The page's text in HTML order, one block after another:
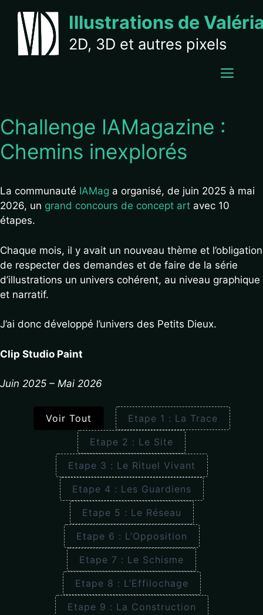
contenu
Illustrations de
2D, 3D et autres pixels
Challenge IAMagazine :
Chemins inexplorés
La communauté IAMag a organisé, de juin 2025 à mai
2026, un grand concours de concept art avec 10
étapes.
Chaque mois, il y avait un nouveau thème et l’obligation
de respecter des demandes et de faire de la série
d’illustrations un univers cohérent, au niveau graphique
et narratif.
J’ai donc développé l’univers des Petits Dieux.
Clip Studio Paint
Juin 2025 – Mai 2026
Voir Tout
Etape 1 : La Trace
Etape 2 : Le Site
Etape 3 : Le Rituel Vivant
Etape 4 : Les Guardiens
Etape 5 : Le Réseau
Etape 6 : L’Opposition
Etape 7 : Le Schisme
Etape 8 : L’Effilochage
Etape 9 : La Construction